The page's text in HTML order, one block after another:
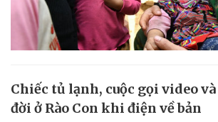
Chiếc tủ lạnh, cuộc gọi video
đời ở Rào Con khi điện về bản